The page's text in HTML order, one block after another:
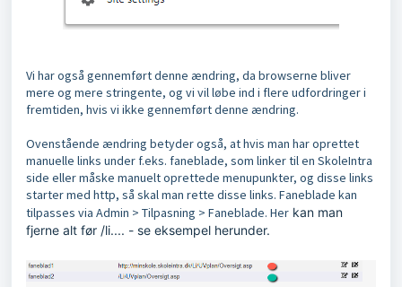
Vi har også gennemført denne ændring, da browserne bliver
mere og mere stringente, og vi vil løbe ind i flere udfordringer i
fremtiden, hvis vi ikke gennemført denne ændring.
Ovenstående ændring betyder også, at hvis man har oprettet
manuelle links under f.eks. faneblade, som linker til en SkoleIntra
side eller måske manuelt oprettede menupunkter, og disse links
starter med http, så skal man rette disse links. Faneblade kan
tilpasses via Admin > Tilpasning > Faneblade. Her kan man
fjerne alt før /li.... - se eksempel herunder.